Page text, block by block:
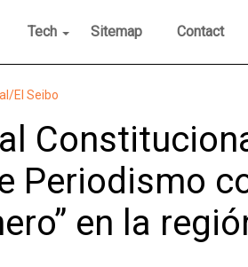
Tech Sitemap Contact
El Seibo
Periodismo
en la